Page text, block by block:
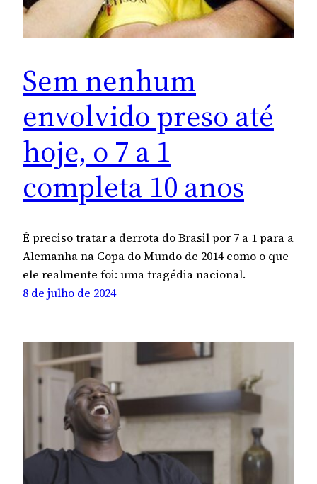
Sem nenhum
envolvido preso até
hoje, o 7 a 1
completa 10 anos
É preciso tratar a derrota do Brasil por 7 a 1 para a
Alemanha na Copa do Mundo de 2014 como o que
ele realmente foi: uma tragédia nacional.
8 de julho de 2024